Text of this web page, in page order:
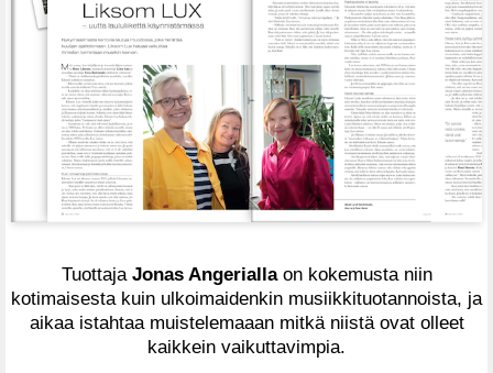
Tuottaja Jonas Angerialla on kokemusta niin
kotimaisesta kuin ulkoimaidenkin musiikkituotannoista, ja
aikaa istahtaa muistelemaaan mitkä niistä ovat olleet
kaikkein vaikuttavimpia.